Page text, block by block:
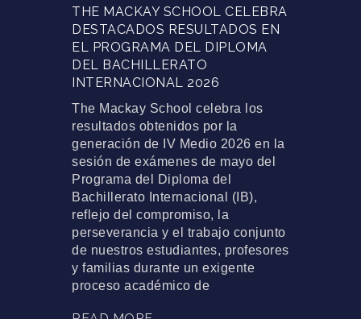
THE MACKAY SCHOOL CELEBRA
DESTACADOS RESULTADOS EN
EL PROGRAMA DEL DIPLOMA
DEL BACHILLERATO
INTERNACIONAL 2026
The Mackay School celebra los
resultados obtenidos por la
generación de IV Medio 2026 en la
sesión de exámenes de mayo del
Programa del Diploma del
Bachillerato Internacional (IB),
reflejo del compromiso, la
perseverancia y el trabajo conjunto
de nuestros estudiantes, profesores
y familias durante un exigente
proceso académico de